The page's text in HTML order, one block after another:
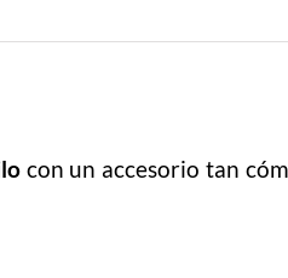
con un accesorio tan